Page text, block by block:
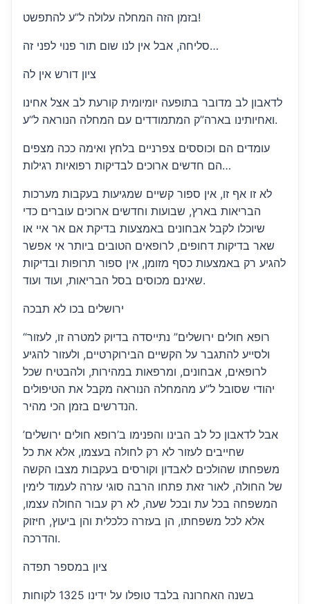
בזמן הזה המחלה עלולה ל”ע להתפשט!
סליחה, אבל אין לנו שום תור פנוי לפני זה…
ציון דורש אין לה
לדאבון לב מדובר בתופעה יומיומית קורעת לב אצל אחינו
ואחיותינו בארה”ק המתמודדים עם המחלה הנוראה ל”ע.
עומדים הם וכוססים צפרניים בלחץ ואימה ככה מצפים
הם חדשים ארוכים לבדיקות רפואיות רגילות…
לא זו אף זו, אין ספור קשיים שמגיעות בעקבות מערכות
הבריאות בארץ, שבועות וחדשים ארוכים עוברים כדי
שיוכלו לקבל אבחונים באמצעות בדיקת אם אר איי או
שאר בדיקות דחופים, לרופאים הטובים ביותר אי אפשר
להגיע רק באמצעות כסף מזומן, אין ספור תרופות ובדיקות
שאינם מכוסים בסל הבריאות, ועוד ועוד.
ירושלים בכו לא תבכה
“רופא חולים ירושלים” נתייסדה בדיוק למטרה זו, לעזור
ולסייע להתגבר על הקשיים הבירוקרטיים, ולעזור להגיע
לרופאים, אבחונים, ומרפאות במהירות, ולהבטיח שכל
יהודי שסובל ל”ע מהמחלה הנוראה מקבל את הטיפולים
הנדרשים בזמן הכי מהיר.
אבל לדאבון כל לב הבינו והפנימו ב’רופא חולים ירושלים’
שחייבים לעזור לא רק לחולה בעצמו, אלא את כל
משפחתו שהולכים לאבדון וקורסים בעקבות מצבו הקשה
של החולה, לאור זאת פתחו הרבה סוגי עזרה לעמוד לימין
המשפחה בכל עת ובכל שעה, לא רק עבור החולה עצמו,
אלא לכל משפחתו, הן בעזרה כלכלית והן ביעוץ, חיזוק
והדרכה.
ציון במספר תפדה
בשנה האחרונה בלבד טופלו על ידינו 1325 לקוחות